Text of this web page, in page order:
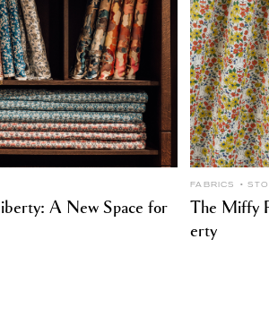
A New Space for
FABRICS
The Miffy
erty